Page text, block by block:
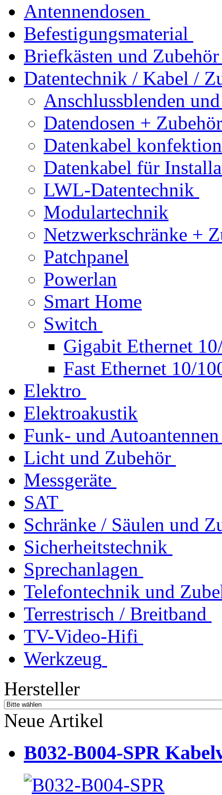
Antennendosen
Befestigungsmaterial
Briefkästen und Zubehör
Datentechnik / Kabel /
Anschlussblenden
Datendosen + Zubehör
Datenkabel
Datenkabel für
LWL-Datentechnik
Modulartechnik
Netzwerkschränke +
Patchpanel
Powerlan
Smart Home
Switch
Gigabit Ethernet
Fast Ethernet 10/
Elektro
Elektroakustik
Funk- und Autoantennen
Licht und Zubehör
Messgeräte
SAT
Schränke / Säulen und
Sicherheitstechnik
Sprechanlagen
Telefontechnik und
Terrestrisch / Breitband
TV-Video-Hifi
Werkzeug
Hersteller
Neue Artikel
B032-B004-SPR